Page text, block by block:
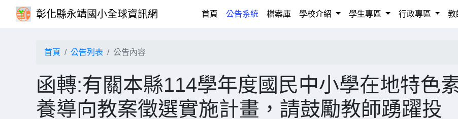
彰化縣永靖國小全球資訊網 首頁 (current)
公告系統 檔案庫 學校介紹 學生專區 行政專區 教
首頁 公告列表 公告內容
函轉:有關本縣114學年度國民中小學在地特色
養導向教案徵選實施計畫，請鼓勵教師踴躍投